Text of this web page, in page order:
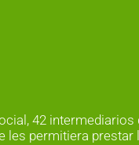
42
permitiera